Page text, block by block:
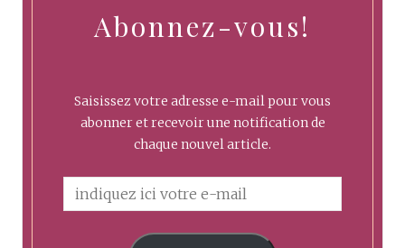
Abonnez-vous!
Saisissez votre adresse e-mail pour vous
abonner et recevoir une notification de
chaque nouvel article.